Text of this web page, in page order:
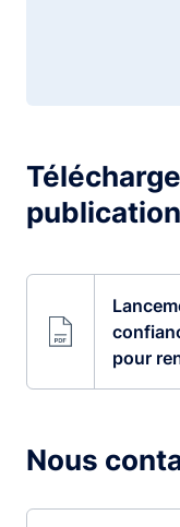
publication
pour
Nous